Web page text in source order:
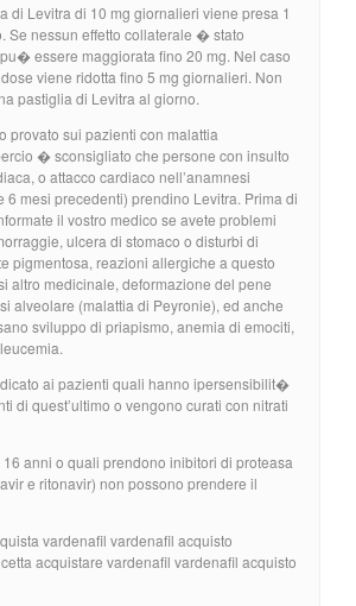
di Levitra di 10 mg giornalieri viene presa 1
Se nessun effetto collaterale � stato
essere maggiorata fino 20 mg. Nel caso
viene ridotta fino 5 mg giornalieri. Non
pastiglia di Levitra al giorno.
provato sui pazienti con malattia
� sconsigliato che persone con insulto
o attacco cardiaco nell’anamnesi
6 mesi precedenti) prendino Levitra. Prima di
il vostro medico se avete problemi
ulcera di stomaco o disturbi di
pigmentosa, reazioni allergiche a questo
altro medicinale, deformazione del pene
alveolare (malattia di Peyronie), ed anche
sviluppo di priapismo, anemia di emociti,
ai pazienti quali hanno ipersensibilit�
di quest’ultimo o vengono curati con nitrati
anni o quali prendono inibitori di proteasa
e ritonavir) non possono prendere il
vardenafil vardenafil acquisto
acquistare vardenafil vardenafil acquisto